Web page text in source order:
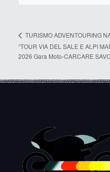
TURISMO ADVENTOURING
“TOUR VIA DEL SALE E ALPI
2026 Gara Moto-CARCARE